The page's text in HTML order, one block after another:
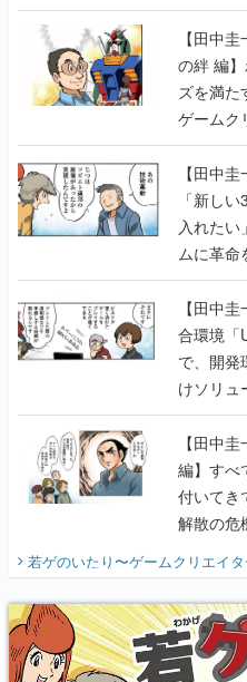
【田中圭
の絆 編
ズを満た
ゲームク
【若ゲの
【田中
「新し
入れたい
ムに革命
のいたり
【田中
合環境「
で、開発
けソリュ
に行って
【田中
編】すべ
付いてき
解散の危
開く。
『少年ジ
り】
若ゲのいたり〜ゲームクリエイ